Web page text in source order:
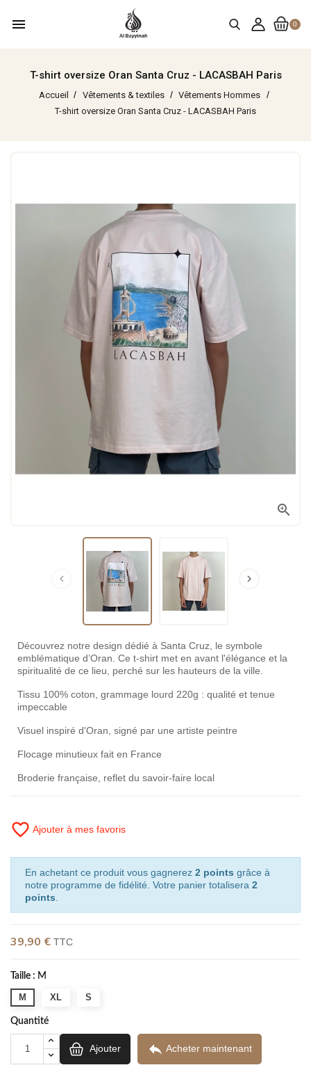
0
menu
T-shirt oversize Oran Santa Cruz - LACASBAH Paris
Accueil Vêtements & textiles
Vêtements Hommes
T-shirt oversize Oran Santa Cruz - LACASBAH Paris

 
Découvrez notre design dédié à Santa Cruz, le symbole
emblématique d’Oran. Ce t-shirt met en avant l'élégance et la
spiritualité de ce lieu, perché sur les hauteurs de la ville.
Tissu 100% coton, grammage lourd 220g : qualité et tenue
impeccable
Visuel inspiré d'Oran, signé par une artiste peintre
Flocage minutieux fait en France
Broderie française, reflet du savoir-faire local
favorite_border Ajouter à mes favoris
En achetant ce produit vous gagnerez 2 points grâce à
notre programme de fidélité. Votre panier totalisera 2
points
39,90 € TTC
Taille : M
M XL S
Quantité
Ajouter  Acheter maintenant